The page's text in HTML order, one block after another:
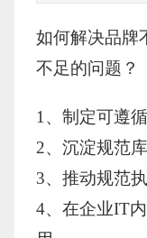
如何解决品牌
不足的问题？
1、制定可遵
2、沉淀规范
3、推动规范
4、在企业IT